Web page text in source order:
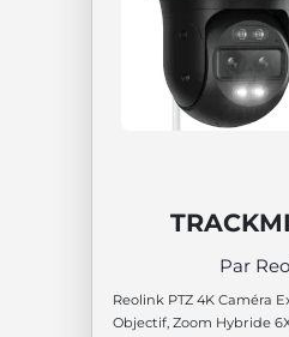
Par
Reolink PTZ 4K Caméra
Objectif, Zoom Hybride